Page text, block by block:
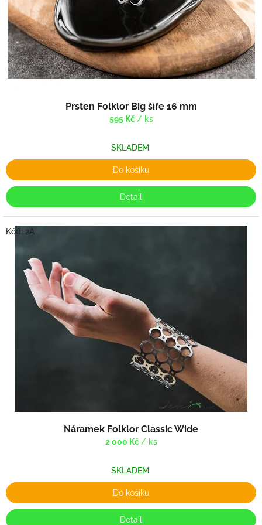
Prsten Folklor Big šíře 16 mm
595 Kč / ks
SKLADEM
Do košíku
Detail
Náramek Folklor Classic Wide
2 000 Kč / ks
SKLADEM
Do košíku
Detail
Kód: 2A